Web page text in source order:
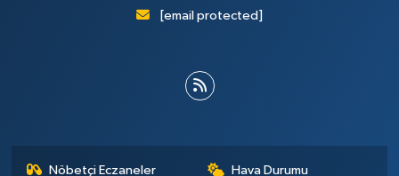
[email protected]
Nöbetçi Eczaneler Hava Durumu